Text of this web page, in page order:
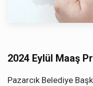
2024 Eylül Maaş
Pazarcık Belediye